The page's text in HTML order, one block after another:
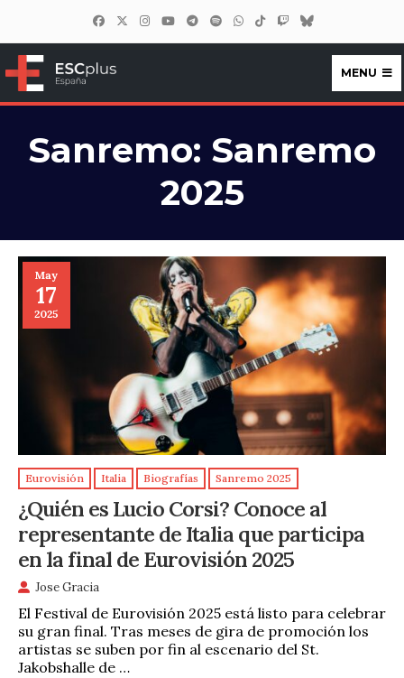
ESCplus España
MENU
Sanremo: Sanremo
2025
May
17
2025
Eurovisión Italia Biografías Sanremo 2025
¿Quién es Lucio Corsi? Conoce al
representante de Italia que participa
en la final de Eurovisión 2025
Jose Gracia
El Festival de Eurovisión 2025 está listo para celebrar
su gran final. Tras meses de gira de promoción los
artistas se suben por fin al escenario del St.
Jakobshalle de …